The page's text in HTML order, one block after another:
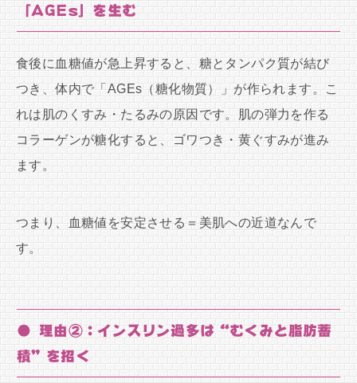
「AGEs」を生む
食後に血糖値が急上昇すると、糖とタンパク質が結び
つき、体内で「AGEs（糖化物質）」が作られます。こ
れは肌のくすみ・たるみの原因です。肌の弾力を作る
コラーゲンが糖化すると、ゴワつき・黄ぐすみが進み
ます。
つまり、血糖値を安定させる＝美肌への近道なんで
す。
● 理由②：インスリン過多は“むくみと脂肪蓄
積”を招く